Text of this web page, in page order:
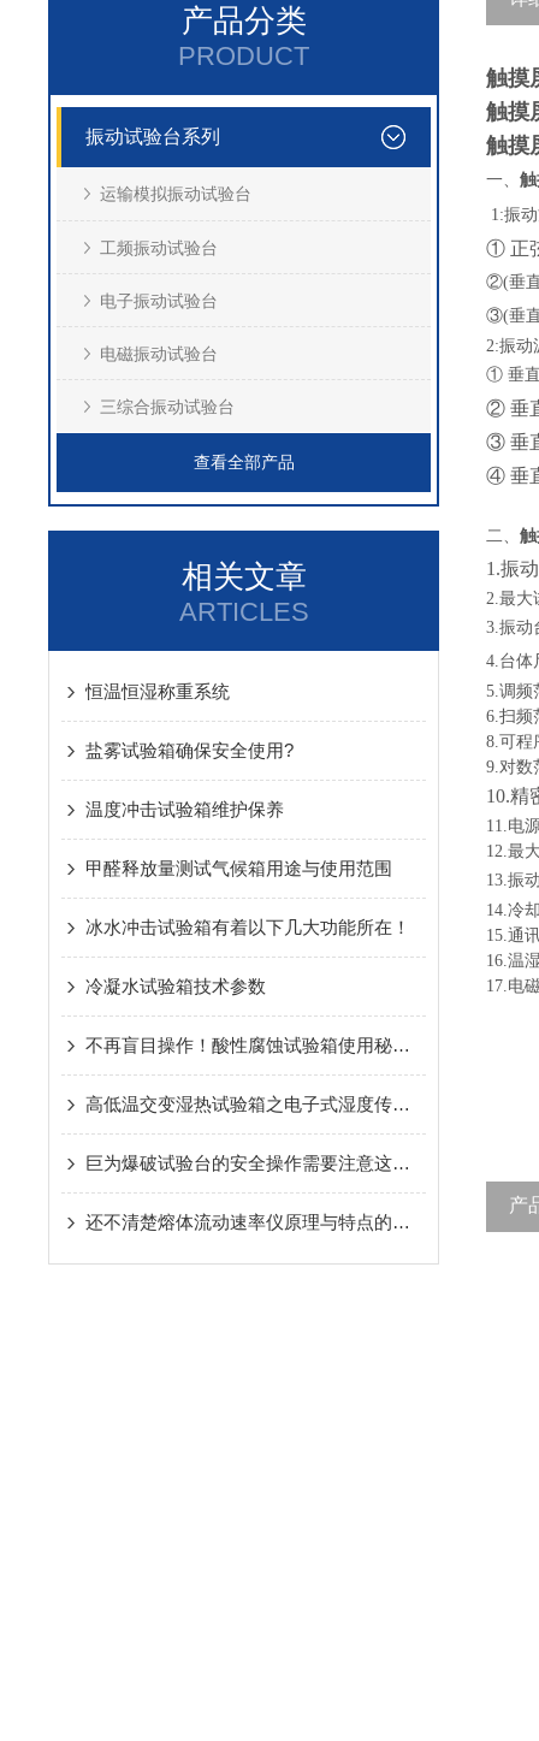
产品分类
PRODUCT
振动试验台系列
运输模拟振动试验台
工频振动试验台
电子振动试验台
电磁振动试验台
三综合振动试验台
查看全部产品
相关文章
ARTICLES
恒温恒湿称重系统
盐雾试验箱确保安全使用?
温度冲击试验箱维护保养
甲醛释放量测试气候箱用途与使用范围
冰水冲击试验箱有着以下几大功能所在！
冷凝水试验箱技术参数
不再盲目操作！酸性腐蚀试验箱使用秘籍大公开
高低温交变湿热试验箱之电子式湿度传感器的研发和应用
巨为爆破试验台的安全操作需要注意这些很重要的细节
还不清楚熔体流动速率仪原理与特点的看这里
触摸
触摸
触摸
一、
1:振
① 正
②(垂
③(垂
2:振动
① 垂
② 垂
③ 垂
④ 垂
二、
1.振
2.最大
3.振动
4.台体
5.调频
6.扫频
8.可程
9.对数
10.精
11.电
12.最
13.振
14.冷
15.通
16.温
17.电
产